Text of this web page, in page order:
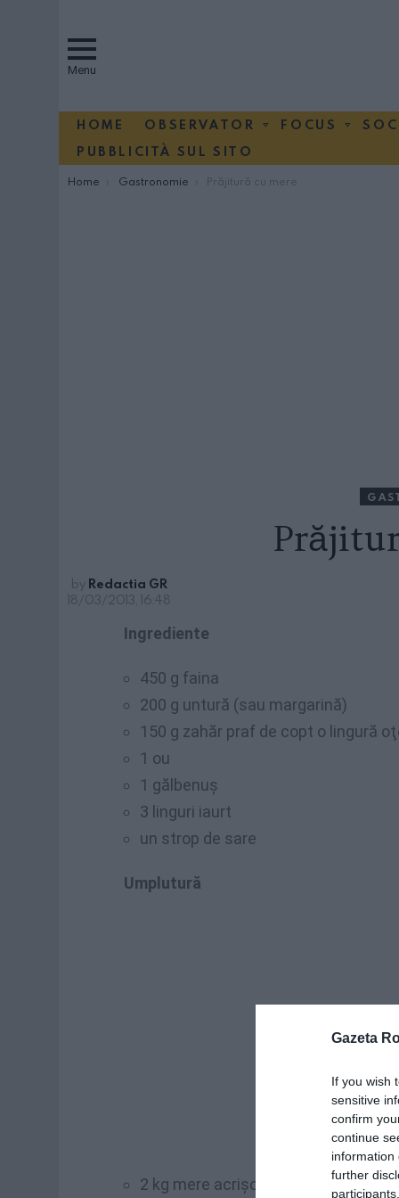
Gazeta
If you wish
sensitive
confirm
continue
information
further
Menu
HOME OBSERVATOR FOCUS
PUBBLICITÀ SUL SITO
You are here:
Home Gastronomie Prăjitură cu mere
by Redactia GR
18/03/2013, 16:48
Ingrediente
450 g faina
200 g untură (sau margarină)
150 g zahăr praf de copt o lingură
1 ou
1 gălbenuş
3 linguri iaurt
un strop de sare
Umplutură
2 kg mere acrişoare (renete,